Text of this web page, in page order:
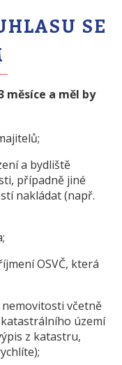
SE
měsíce a měl by
a bydliště
případně jiné
nakládat (např.
OSVČ, která
nemovitosti včetně
území
z katastru,